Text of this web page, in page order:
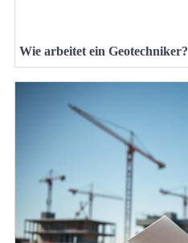
Wie arbeitet ein Geotechniker?